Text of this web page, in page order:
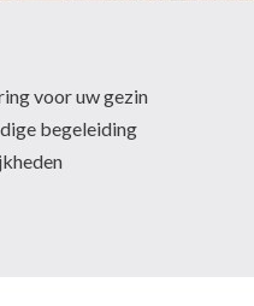
voor uw gezin
begeleiding